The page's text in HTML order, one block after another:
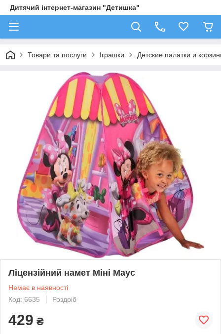
Дитячий інтернет-магазин "Детишка"
Товари та послуги Іграшки Детские палатки и
Ліцензійний намет Міні Маус
Немає в наявності
Код: 6635
Роздріб
429 ₴